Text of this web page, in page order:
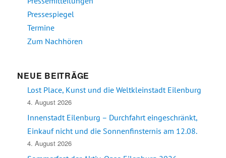
Pressespiegel
Termine
Zum Nachhören
NEUE BEITRÄGE
Lost Place, Kunst und die Weltkleinstadt Eilenburg
4. August 2026
Innenstadt Eilenburg – Durchfahrt eingeschränkt,
Einkauf nicht und die Sonnenfinsternis am 12.08.
4. August 2026